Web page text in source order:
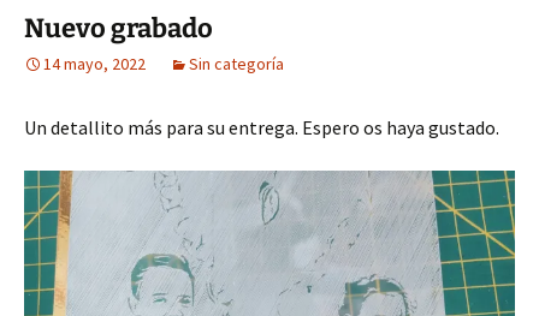
Nuevo grabado
14 mayo, 2022 Sin categoría
Un detallito más para su entrega. Espero os haya gustado.